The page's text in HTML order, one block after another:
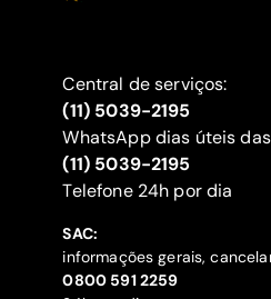
Central de serviços:
(11) 5039-2195
WhatsApp dias úteis
(11) 5039-2195
‍Telefone 24h por dia
SAC:
informações gerais,
‍0800 591 2259